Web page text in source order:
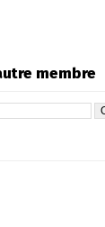
membre